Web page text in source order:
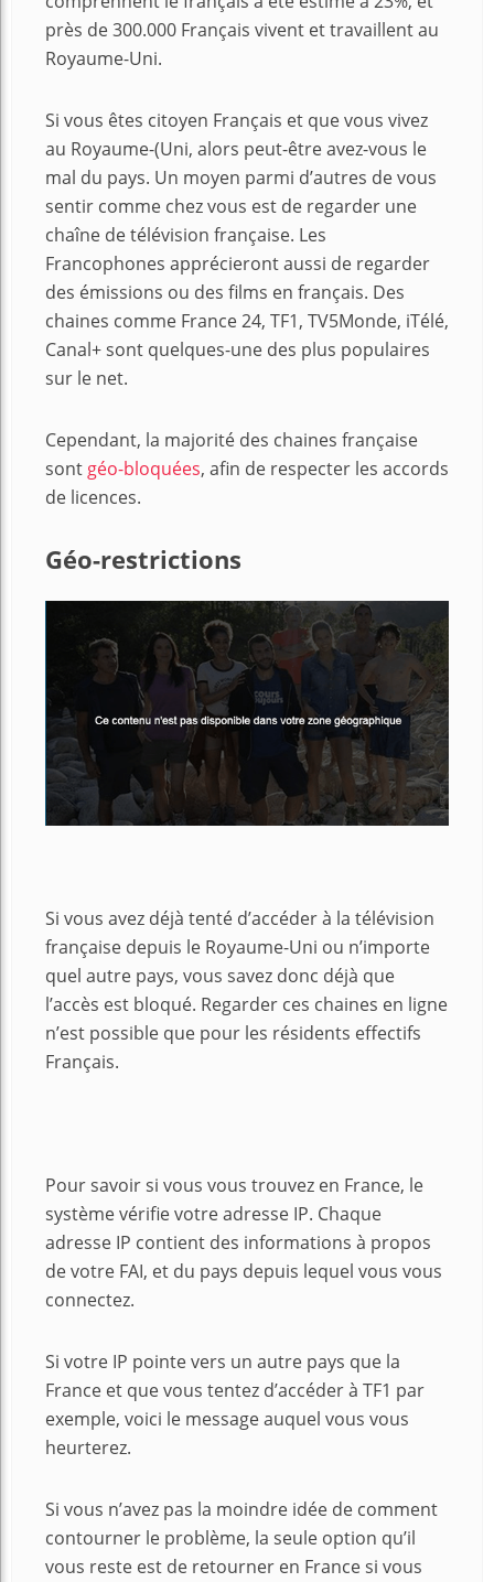
près de 300.000 Français vivent et travaillent au
Royaume-Uni.
Si vous êtes citoyen Français et que vous vivez
au Royaume-(Uni, alors peut-être avez-vous le
mal du pays. Un moyen parmi d’autres de vous
sentir comme chez vous est de regarder une
chaîne de télévision française. Les
Francophones apprécieront aussi de regarder
des émissions ou des films en français. Des
chaines comme France 24, TF1, TV5Monde, iTélé,
Canal+ sont quelques-une des plus populaires
sur le net.
Cependant, la majorité des chaines française
sont géo-bloquées, afin de respecter les accords
de licences.
Géo-restrictions
Si vous avez déjà tenté d’accéder à la télévision
française depuis le Royaume-Uni ou n’importe
quel autre pays, vous savez donc déjà que
l’accès est bloqué. Regarder ces chaines en ligne
n’est possible que pour les résidents effectifs
Français.
Pour savoir si vous vous trouvez en France, le
système vérifie votre adresse IP. Chaque
adresse IP contient des informations à propos
de votre FAI, et du pays depuis lequel vous vous
connectez.
Si votre IP pointe vers un autre pays que la
France et que vous tentez d’accéder à TF1 par
exemple, voici le message auquel vous vous
heurterez.
Si vous n’avez pas la moindre idée de comment
contourner le problème, la seule option qu’il
vous reste est de retourner en France si vous